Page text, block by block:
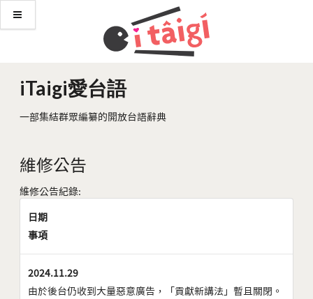
iTaigi愛台語
一部集結群眾編纂的開放台語辭典
維修公告
維修公告紀錄:
日期
事項
2024.11.29
由於後台仍收到大量惡意廣告，「貢獻新講法」暫且關閉。